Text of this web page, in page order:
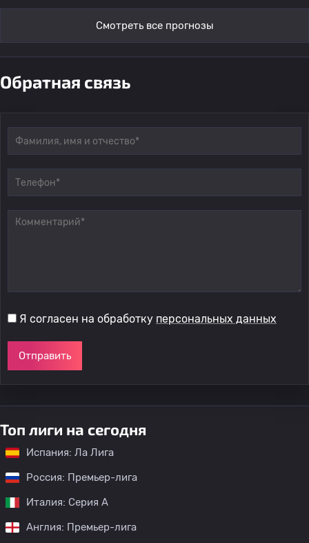
Смотреть все прогнозы
Обратная связь
Я согласен на обработку персональных данных
Отправить
Топ лиги на сегодня
Испания: Ла Лига
Россия: Премьер-лига
Италия: Серия А
Англия: Премьер-лига